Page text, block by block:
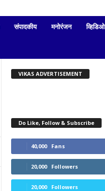
संपादकीय मनोरंजन व्हिडिओ
VIKAS ADVERTISEMENT
Do Like, Follow & Subscribe
40,000 Fans
20,000 Followers
20,000 Followers